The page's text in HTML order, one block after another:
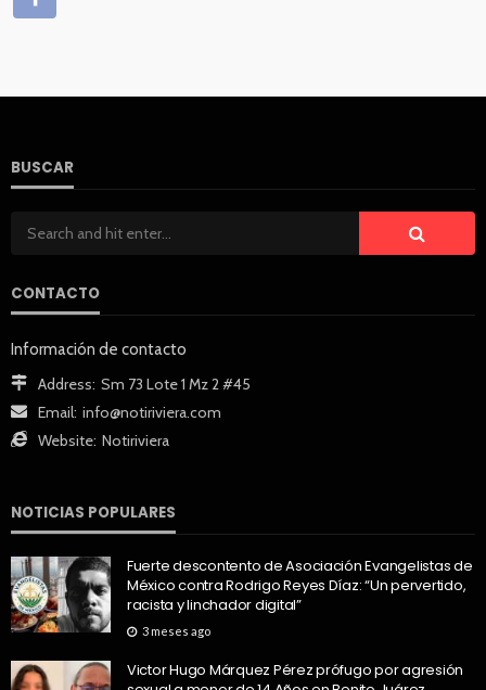
BUSCAR
CONTACTO
Información de contacto
Address: Sm 73 Lote 1 Mz 2 #45
Email: info@notiriviera.com
Website: Notiriviera
NOTICIAS POPULARES
Fuerte descontento de Asociación Evangelistas de
México contra Rodrigo Reyes Díaz: “Un pervertido,
racista y linchador digital”
3 meses ago
Victor Hugo Márquez Pérez prófugo por agresión